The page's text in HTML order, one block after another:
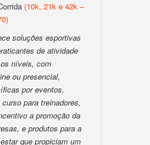
(10k, 21k e 42k –
soluções esportivas
de atividade
níveis, com
ou presencial,
por eventos,
para treinadores,
a promoção da
e produtos para a
que propiciam um